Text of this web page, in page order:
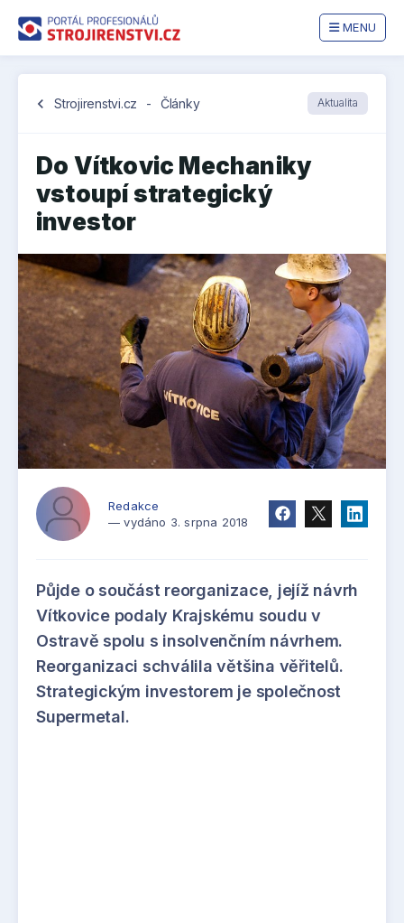
MENU
chevron_left Strojirenstvi.cz - Články Aktualita
Do Vítkovic Mechaniky
vstoupí strategický
investor
Redakce
— vydáno 3. srpna 2018
Půjde o součást reorganizace, jejíž návrh
Vítkovice podaly Krajskému soudu v
Ostravě spolu s insolvenčním návrhem.
Reorganizaci schválila většina věřitelů.
Strategickým investorem je společnost
Supermetal.